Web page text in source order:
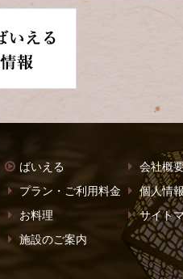
ばいえる
プラン・ご利用料金
お料理
施設のご案内
会社概
個人情
サイト